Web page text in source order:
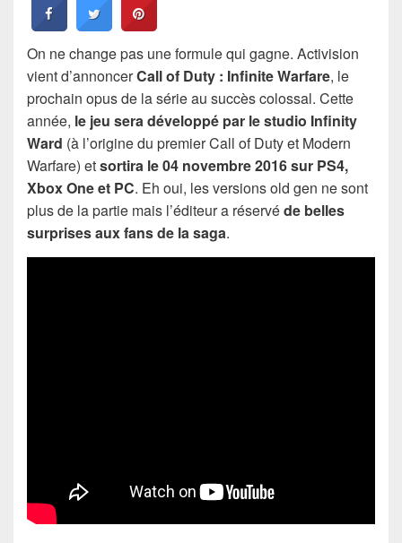
On ne change pas une formule qui gagne. Activision
vient d’annoncerCall of Duty : Infinite Warfare, le
prochain opus de la série au succès colossal. Cette
année, le jeu sera développé par le studio Infinity
Ward (à l’origine du premier Call of Duty et Modern
Warfare) etsortira le 04 novembre 2016 sur PS4,
Xbox One et PC. Eh oui, les versions old gen ne sont
plus de la partie mais l’éditeur a réservéde belles
surprises aux fans de la saga.